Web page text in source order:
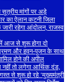
मांगों पर अड़े
का ऐलान कटनी जिला
जारी रहेगा आंदोलन, राजस्व
में आज से शुरू होगा दो
भ्रमण और हवन-पूजन के साथ
होने की अपील
तो लगेगा आर्थिक दंड,
से शुरू हो रहे ‘मुख्यमंत्री